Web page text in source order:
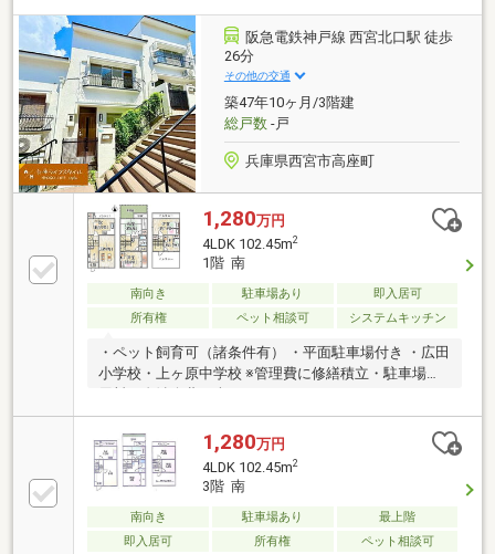
阪急電鉄神戸線 西宮北口駅 徒歩
26分
その他の交通
築47年10ヶ月/3階建
総戸数-戸
兵庫県西宮市高座町
1,280万円
4LDK 102.45m2
1階 南
南向き 駐車場あり
即入居可
所有権
ペット相談可 システムキッチン
・ペット飼育可（諸条件有） ・平面駐車場付き ・広田
小学校・上ヶ原中学校 ※管理費に修繕積立・駐車場使
1,280万円
4LDK 102.45m2
3階 南
南向き 駐車場あり
最上階
即入居可
所有権 ペット相談可